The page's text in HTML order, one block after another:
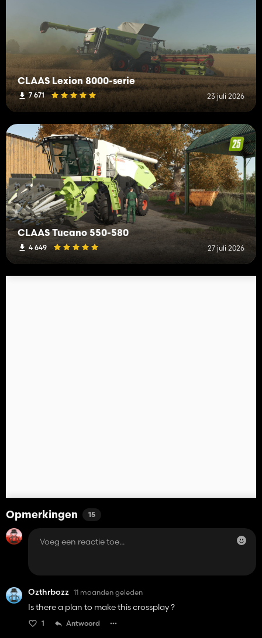
CLAAS Lexion 8000-serie
7 671 23 juli 2026
CLAAS Tucano 550-580
4 649 27 juli 2026
Opmerkingen 15
Ozthrbozz 11 maanden geleden
Is there a plan to make this crossplay ?
1 Antwoord